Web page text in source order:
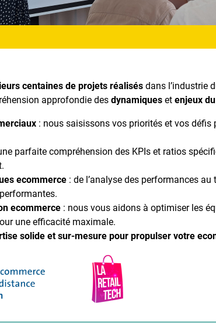
centaines de projets réalisés dans l’industrie
approfondie desdynamiques etenjeux
: nous saisissons vos priorités et vos défis
parfaite compréhension des KPIs et ratios
ecommerce : de l’analyse des performances
ecommerce : nous vous aidons à optimiser les
une efficacité maximale.
solide et sur-mesure pour propulser votre